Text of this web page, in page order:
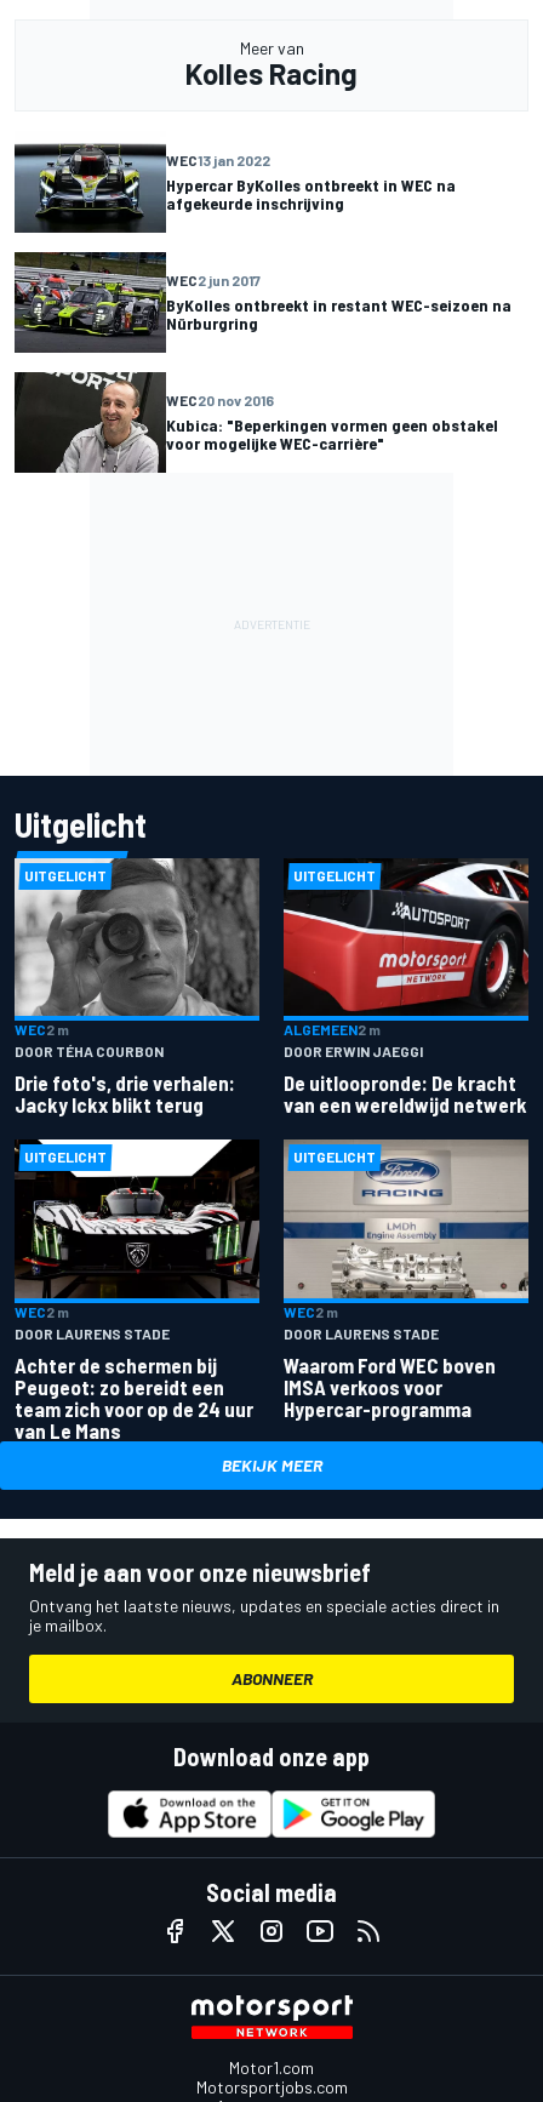
Meer van
Kolles Racing
WEC13 jan 2022
Hypercar ByKolles ontbreekt in WEC na
afgekeurde inschrijving
WEC2 jun 2017
ByKolles ontbreekt in restant WEC-seizoen na
Nürburgring
WEC20 nov 2016
Kubica: "Beperkingen vormen geen obstakel
voor mogelijke WEC-carrière"
Uitgelicht
UITGELICHT
WEC2 m
DOOR TÉHA COURBON
Drie foto's, drie verhalen:
Jacky Ickx blikt terug
UITGELICHT
ALGEMEEN2 m
DOOR ERWIN JAEGGI
De uitloopronde: De kracht
van een wereldwijd netwerk
UITGELICHT
WEC2 m
DOOR LAURENS STADE
Achter de schermen bij
Peugeot: zo bereidt een
team zich voor op de 24 uur
van Le Mans
UITGELICHT
WEC2 m
DOOR LAURENS STADE
Waarom Ford WEC boven
IMSA verkoos voor
Hypercar-programma
BEKIJK MEER
Meld je aan voor onze nieuwsbrief
Ontvang het laatste nieuws, updates en speciale acties direct in
je mailbox.
ABONNEER
Download onze app
Social media
Motor1.com
Motorsportjobs.com